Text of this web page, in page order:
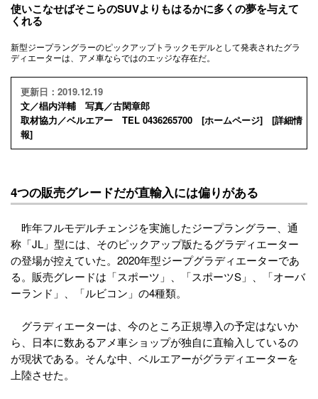
使いこなせばそこらのSUVよりもはるかに多くの夢を与えて
くれる
新型ジープラングラーのピックアップトラックモデルとして発表されたグラ
ディエーターは、アメ車ならではのエッジな存在だ。
更新日：2019.12.19
文／椙内洋輔 写真／古閑章郎
取材協力／ベルエアー TEL 0436265700 [ホームページ] [詳細情
報]
4つの販売グレードだが直輸入には偏りがある
昨年フルモデルチェンジを実施したジープラングラー、通
称「JL」型には、そのピックアップ版たるグラディエーター
の登場が控えていた。2020年型ジープグラディエーターであ
る。販売グレードは「スポーツ」、「スポーツS」、「オーバ
ーランド」、「ルビコン」の4種類。
グラディエーターは、今のところ正規導入の予定はないか
ら、日本に数あるアメ車ショップが独自に直輸入しているの
が現状である。そんな中、ベルエアーがグラディエーターを
上陸させた。